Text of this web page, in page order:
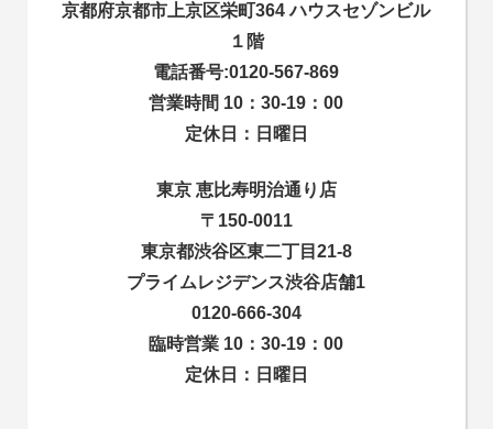
京都府京都市上京区栄町364 ハウスセゾンビル
１階
電話番号:0120-567-869
営業時間 10：30-19：00
定休日：日曜日
東京 恵比寿明治通り店
〒150-0011
東京都渋谷区東二丁目21-8
プライムレジデンス渋谷店舗1
0120-666-304
臨時営業 10：30-19：00
定休日：日曜日